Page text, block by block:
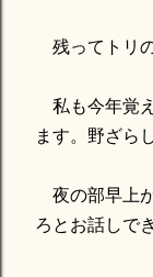
残ってトリ
私も今年覚
ます。野ざら
夜の部早上
ろとお話しで